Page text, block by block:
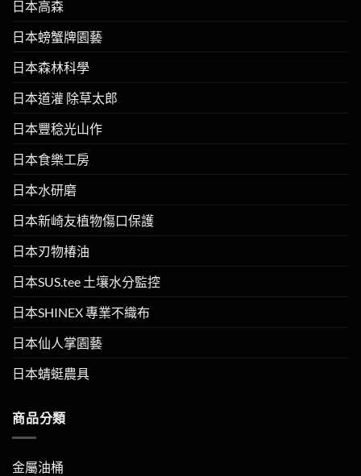
日本高森
日本螃蟹牌園藝
日本森林科學
日本道灌 除草太郎
日本豐稔光山作
日本食樂工房
日本水研磨
日本新崎友植物傷口保護
日本刃物椿油
日本SUS.tee 土壤水分監控
日本SHINEX 專業不織布
日本仙人掌園藝
日本蜻蜓農具
商品分類
金屬油桶